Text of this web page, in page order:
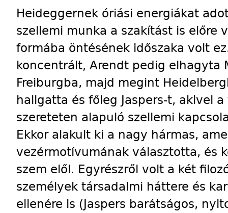
Heideggernek óriási energiákat
szellemi munka a szakítást is előre
formába öntésének időszaka volt
koncentrált, Arendt pedig elhagyta
Freiburgba, majd megint
hallgatta és főleg Jaspers-t, akivel
szereteten alapuló szellemi
Ekkor alakult ki a nagy hármas,
vezérmotívumának választotta, és
szem elől. Egyrészről volt a két
személyek társadalmi háttere és
ellenére is (Jaspers barátságos,